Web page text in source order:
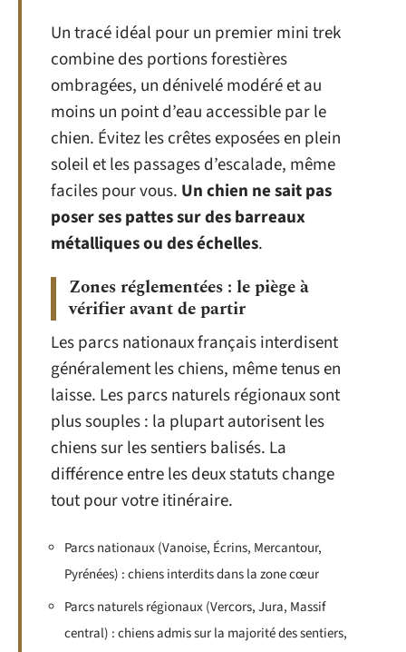
Un tracé idéal pour un premier mini trek
combine des portions forestières
ombragées, un dénivelé modéré et au
moins un point d’eau accessible par le
chien. Évitez les crêtes exposées en plein
soleil et les passages d’escalade, même
faciles pour vous. Un chien ne sait pas
poser ses pattes sur des barreaux
métalliques ou des échelles.
Zones réglementées : le piège à
vérifier avant de partir
Les parcs nationaux français interdisent
généralement les chiens, même tenus en
laisse. Les parcs naturels régionaux sont
plus souples : la plupart autorisent les
chiens sur les sentiers balisés. La
différence entre les deux statuts change
tout pour votre itinéraire.
Parcs nationaux (Vanoise, Écrins, Mercantour,
Pyrénées) : chiens interdits dans la zone cœur
Parcs naturels régionaux (Vercors, Jura, Massif
central) : chiens admis sur la majorité des sentiers,